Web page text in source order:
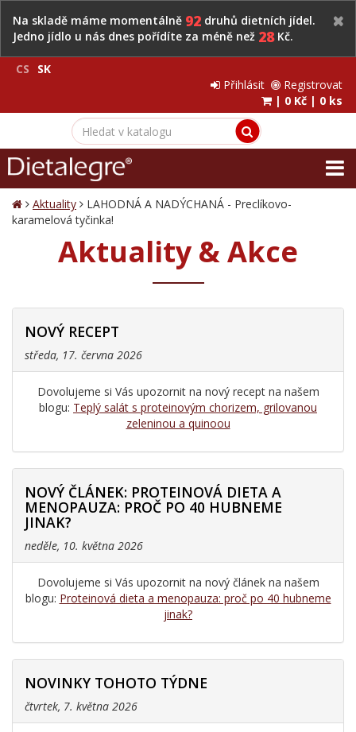
Na skladě máme momentálně 92 druhů dietních jídel.
Jedno jídlo u nás dnes pořídíte za méně než 28Kč.
CS
SK
Přihlásit
Registrovat
| 0 Kč | 0 ks
Aktuality
LAHODNÁ A NADÝCHANÁ - Preclíkovo-
karamelová tyčinka!
Aktuality & Akce
NOVÝ RECEPT
středa, 17. června 2026
Dovolujeme si Vás upozornit na nový recept na našem
blogu: Teplý salát s proteinovým chorizem, grilovanou
zeleninou a quinoou
NOVÝ ČLÁNEK: PROTEINOVÁ DIETA A
MENOPAUZA: PROČ PO 40 HUBNEME
JINAK?
neděle, 10. května 2026
Dovolujeme si Vás upozornit na nový článek na našem
blogu: Proteinová dieta a menopauza: proč po 40 hubneme
jinak?
NOVINKY TOHOTO TÝDNE
čtvrtek, 7. května 2026